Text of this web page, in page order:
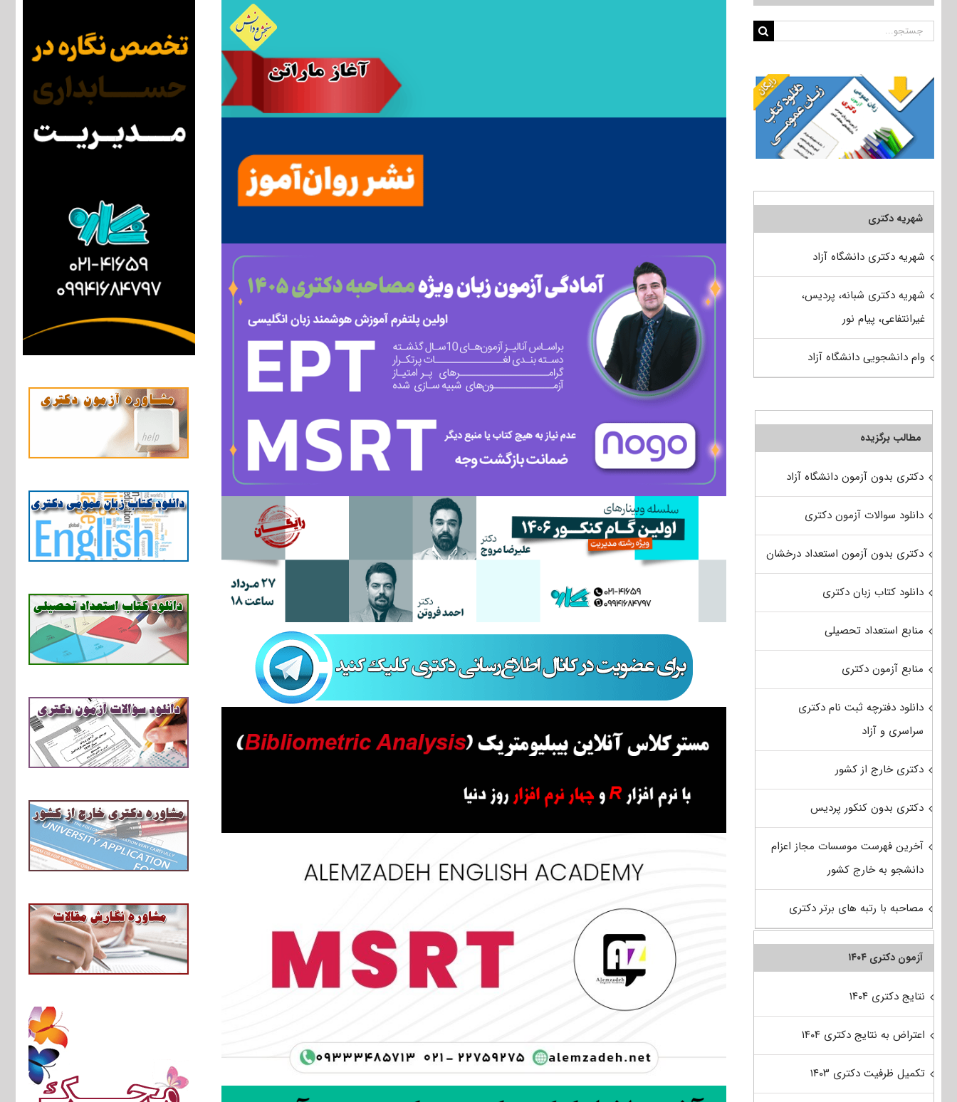
جستجو
شهریه دکتری
شهریه دکتری دانشگاه آزاد
شهریه دکتری شبانه، پردیس،
غیرانتفاعی، پیام نور
وام دانشجویی دانشگاه آزاد
مطالب برگزیده
دکتری بدون آزمون دانشگاه آزاد
دانلود سوالات آزمون دکتری
دکتری بدون آزمون استعداد درخشان
دانلود کتاب زبان دکتری
منابع استعداد تحصیلی
منابع آزمون دکتری
دانلود دفترچه ثبت نام دکتری
سراسری و آزاد
دکتری خارج از کشور
دکتری بدون کنکور پردیس
آخرین فهرست موسسات مجاز اعزام
دانشجو به خارج کشور
مصاحبه با رتبه های برتر دکتری
آزمون دکتری ۱۴۰۴
نتایج دکتری ۱۴۰۴
اعتراض به نتایج دکتری ۱۴۰۴
تکمیل ظرفیت دکتری ۱۴۰۳